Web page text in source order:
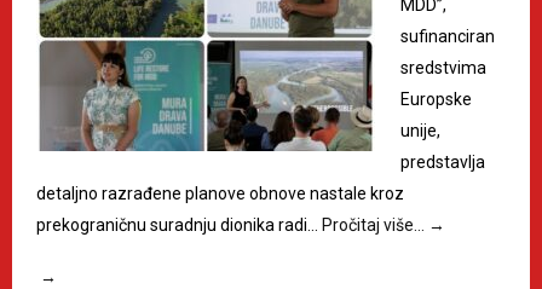
MDD”,
sufinanciran
sredstvima
Europske
unije,
predstavlja
detaljno razrađene planove obnove nastale kroz
prekograničnu suradnju dionika radi…
Pročitaj više… →
→